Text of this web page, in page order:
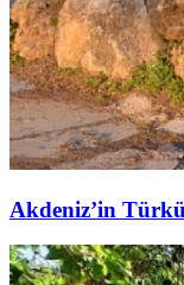
Akdeniz’in